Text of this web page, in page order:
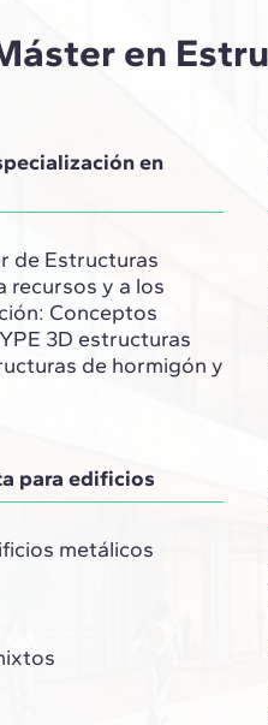
en
en
de Estructuras
recursos y a los
Conceptos
3D estructuras
de hormigón y
para edificios
metálicos